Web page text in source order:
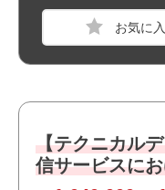
【テクニカル
信サービスに
く調整・推進力
おすすめポイ
・BtoC向けのサー
・大手企業の案件
・選考スピードの
運輸・交通・
・複数拠点向け基幹
・SAP MMの知見